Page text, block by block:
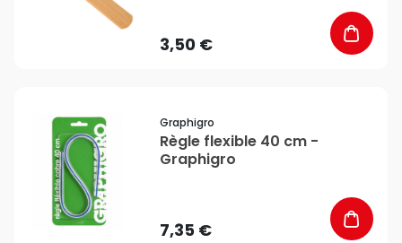
3,50 €
Graphigro
Règle flexible 40 cm -
Graphigro
7,35 €